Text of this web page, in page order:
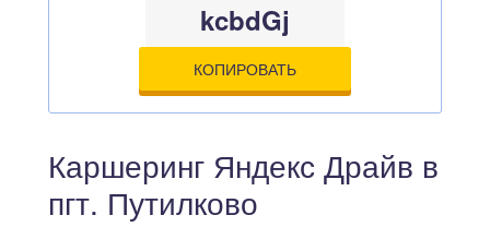
kcbdGj
КОПИРОВАТЬ
Каршеринг Яндекс Драйв в
пгт. Путилково